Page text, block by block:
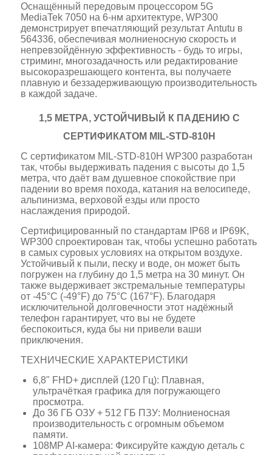
Оснащённый передовым процессором 5G
MediaTek 7050 на 6-нм архитектуре, WP300
демонстрирует впечатляющий результат Antutu в
564336, обеспечивая молниеносную скорость и
непревзойдённую эффективность - будь то игры,
стриминг, многозадачность или редактирование
высокоразрешающего контента, вы получаете
плавную и беззадерживающую производительность
в каждой задаче.
1,5 МЕТРА, УСТОЙЧИВЫЙ К ПАДЕНИЮ С
СЕРТИФИКАТОМ MIL-STD-810H
С сертификатом MIL-STD-810H WP300 разработан
так, чтобы выдерживать падения с высоты до 1,5
метра, что даёт вам душевное спокойствие при
падении во время похода, катания на велосипеде,
альпинизма, верховой езды или просто
наслаждения природой.
Сертифицированный по стандартам IP68 и IP69K,
WP300 спроектирован так, чтобы успешно работать
в самых суровых условиях на открытом воздухе.
Устойчивый к пыли, песку и воде, он может быть
погружен на глубину до 1,5 метра на 30 минут. Он
также выдерживает экстремальные температуры
от -45°C (-49°F) до 75°C (167°F). Благодаря
исключительной долговечности этот надёжный
телефон гарантирует, что вы не будете
беспокоиться, куда бы ни привели ваши
приключения.
ТЕХНИЧЕСКИЕ ХАРАКТЕРИСТИКИ
6,8" FHD+ дисплей (120 Гц): Плавная,
ультрачёткая графика для погружающего
просмотра.
До 36 ГБ ОЗУ + 512 ГБ ПЗУ: Молниеносная
производительность с огромным объемом
памяти.
108MP AI-камера: Фиксируйте каждую деталь с